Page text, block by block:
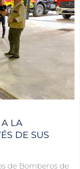
LA
DE SUS
de Bomberos de